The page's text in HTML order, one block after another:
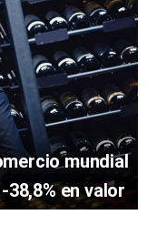
mundial
en valor